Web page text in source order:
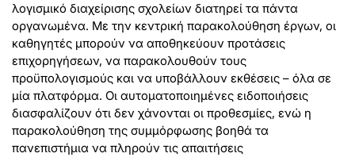
λογισμικό διαχείρισης σχολείων διατηρεί τα πάντα
οργανωμένα. Με την κεντρική παρακολούθηση έργων, οι
καθηγητές μπορούν να αποθηκεύουν προτάσεις
επιχορηγήσεων, να παρακολουθούν τους
προϋπολογισμούς και να υποβάλλουν εκθέσεις – όλα σε
μία πλατφόρμα. Οι αυτοματοποιημένες ειδοποιήσεις
διασφαλίζουν ότι δεν χάνονται οι προθεσμίες, ενώ η
παρακολούθηση της συμμόρφωσης βοηθά τα
πανεπιστήμια να πληρούν τις απαιτήσεις